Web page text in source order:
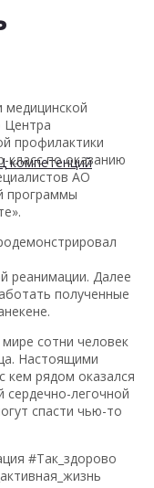
компетенций
медицинской
Центра
профилактики
класс по оказанию
АО
программы
реанимации. Далее
полученные
сотни человек
Настоящими
кем рядом оказался
легочной
спасти чью-то
#Так_здорово